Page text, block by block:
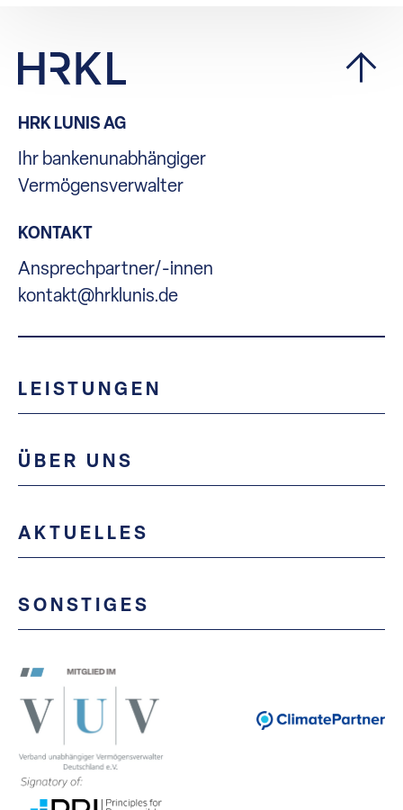
HRK LUNIS AG
Ihr bankenunabhängiger
Vermögensverwalter
KONTAKT
Ansprechpartner/-innen
kontakt@hrklunis.de
LEISTUNGEN
ÜBER UNS
AKTUELLES
SONSTIGES